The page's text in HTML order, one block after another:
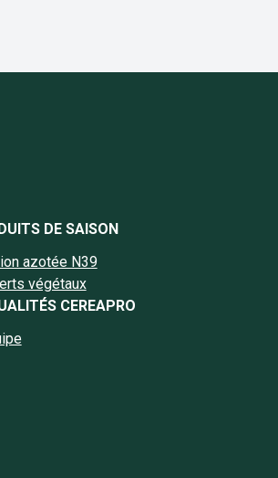
Cereapro
DE SAISON
azotée N39
végétaux
CEREAPRO